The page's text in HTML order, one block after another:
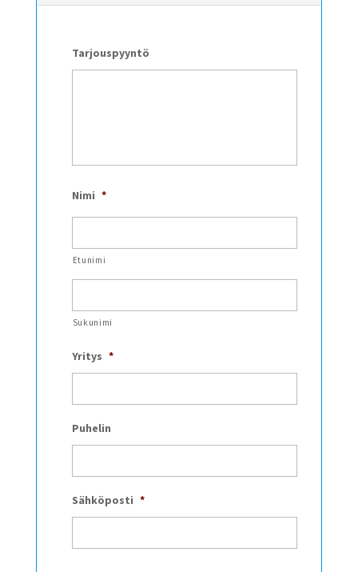
Tarjouspyyntö
Nimi *
Etunimi
Sukunimi
Yritys *
Puhelin
Sähköposti *